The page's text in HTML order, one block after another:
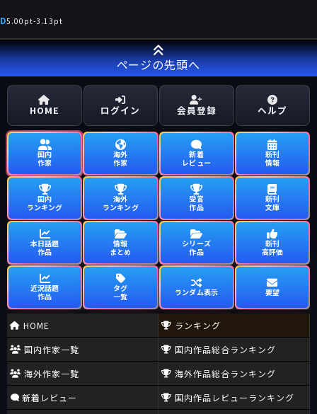
トリックの高位聖職者」という「霊性（要は、人間性や人柄）」
の部分を強調的に持ち出すが、これは実際のところ、単なる「権
威主義」にすぎない。
と言うのも、ノックスの「知性」と言うことを本気で問題にする
のであれば、その「信仰」と「理性」の矛盾を問わなければなら
ないはずだからだ。
博識の法月綸太郎なら当然知っているであろうとおり、カトリッ
クの信仰においては「イエスの処刑後３日目の、肉体を持った復
活」だとか「マリアの無原罪の御宿り、処女懐胎、肉体を伴った
被昇天」などという、非科学的にもほどがある「教義」を、ノッ
クスその人を含むカトリック信者たちが「そのまま信じている
と、信仰告白している（神に証言している）」という「決定的事
実」を知らないはずがない。
それなのに、そうした矛盾には一言半句「疑問」をさし挟まない
でおいて、その「高位聖職者という肩書き」でノックスを持ち上
げるというのは、あまりにも「非論理的」であり、論理的に「不
正実」ではあるまいか。
しかしまた、法月綸太郎が「マニア気質」や「エリート志向」で
あるという事実を鑑みれば、彼がそうした「人間的誠実さとして
の、論理的一貫性」よりも「カトリックという権威」を選ぶの
も、ごく自然なことだと言えるだろう。
じつのところ、法月綸太郎にとっては、「本格ミステリ」や「エ
ラリー・クイーン」も、そうした「自らを飾るための権威」であ
ることに、何の違いもないのである。
D5.00pt-3.13pt
ページの先頭へ
HOME ログイン 会員登録 ヘルプ
国内
作家
海外
作家
新着
レビュー
新刊
情報
国内
ランキング
海外
ランキング
受賞
作品
新刊
文庫
本日話題
作品
情報
まとめ
シリーズ
作品
新刊
高評価
近況話題
作品
タグ
一覧
ランダム表示 要望
HOME
国内作家一覧
海外作家一覧
新着レビュー
ランキング
国内作品総合ランキング
海外作品総合ランキング
国内作品レビューランキング